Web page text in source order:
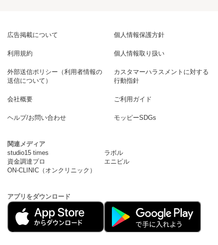
広告掲載について 個人情報保護方針
利用規約 個人情報取り扱い
外部送信ポリシー（利用者情報の
送信について）
カスタマーハラスメントに対する
行動指針
会社概要 ご利用ガイド
ヘルプ/お問い合わせ モッピーSDGs
関連メディア
studio15 times
ラボル
資金調達プロ
エニピル
ON-CLINIC（オンクリニック）
アプリをダウンロード